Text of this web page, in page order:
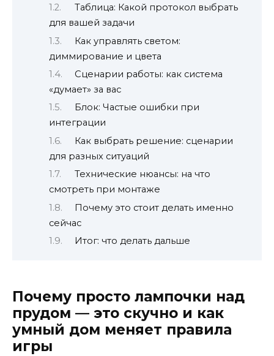
Таблица: Какой протокол выбрать
для вашей задачи
Как управлять светом:
диммирование и цвета
Сценарии работы: как система
«думает» за вас
Блок: Частые ошибки при
интеграции
Как выбрать решение: сценарии
для разных ситуаций
Технические нюансы: на что
смотреть при монтаже
Почему это стоит делать именно
сейчас
Итог: что делать дальше
Почему просто лампочки над
прудом — это скучно и как
умный дом меняет правила
игры